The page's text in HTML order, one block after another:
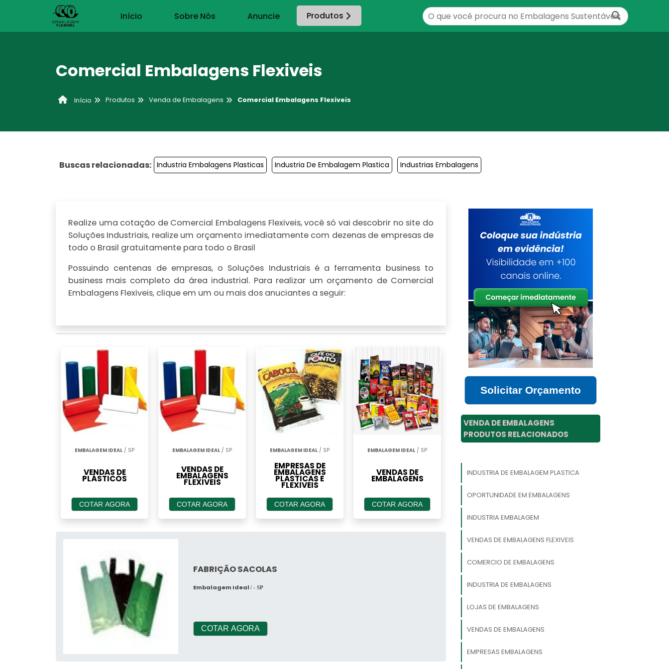
Início Sobre Nós Anuncie Produtos
Comercial Embalagens Flexiveis
Início Produtos Venda de Embalagens Comercial Embalagens Flexiveis
Buscas relacionadas: Industria Embalagens Plasticas Industria De Embalagem Plastica Industrias Embalagens
Realize uma cotação de Comercial Embalagens Flexiveis, você só vai descobrir no site do
Soluções Industriais, realize um orçamento imediatamente com dezenas de empresas de
todo o Brasil gratuitamente para todo o Brasil
Possuindo centenas de empresas, o Soluções Industriais é a ferramenta business to
business mais completo da área industrial. Para realizar um orçamento de Comercial
Embalagens Flexiveis, clique em um ou mais dos anuciantes a seguir:
EMBALAGEM IDEAL / SP
VENDAS DE
PLÁSTICOS
COTAR AGORA
EMBALAGEM IDEAL / SP
VENDAS DE
EMBALAGENS
FLEXIVEIS
COTAR AGORA
EMBALAGEM IDEAL / SP
EMPRESAS DE
EMBALAGENS
PLASTICAS E
FLEXIVEIS
COTAR AGORA
EMBALAGEM IDEAL / SP
VENDAS DE
EMBALAGENS
COTAR AGORA
FABRIÇÃO SACOLAS
Embalagem Ideal/ - SP
COTAR AGORA
Solicitar Orçamento
VENDA DE EMBALAGENS
PRODUTOS RELACIONADOS
INDUSTRIA DE EMBALAGEM PLASTICA
OPORTUNIDADE EM EMBALAGENS
INDUSTRIA EMBALAGEM
VENDAS DE EMBALAGENS FLEXIVEIS
COMERCIO DE EMBALAGENS
INDUSTRIA DE EMBALAGENS
LOJAS DE EMBALAGENS
VENDAS DE EMBALAGENS
EMPRESAS EMBALAGENS